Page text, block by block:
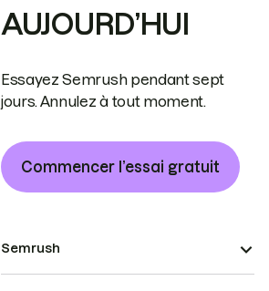
AUJOURD’HUI
Essayez Semrush pendant sept
jours. Annulez à tout moment.
Commencer l’essai gratuit
Semrush